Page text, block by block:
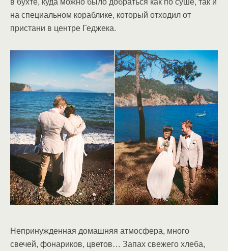
на специальном кораблике, который отходил от
пристани в центре Геджека.
Непринужденная домашняя атмосфера, много
свечей, фонариков, цветов… Запах свежего хлеба,